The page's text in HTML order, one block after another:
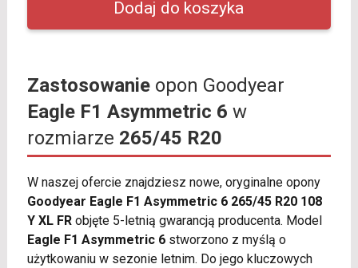
Zastosowanieopon Goodyear
Eagle F1 Asymmetric 6 w
rozmiarze 265/45 R20
W naszej ofercie znajdziesz nowe, oryginalne opony
Goodyear Eagle F1 Asymmetric 6 265/45 R20 108
Y XL FRobjęte 5-letnią gwarancją producenta. Model
Eagle F1 Asymmetric 6stworzono z myślą o
użytkowaniu w sezonie letnim. Do jego kluczowych